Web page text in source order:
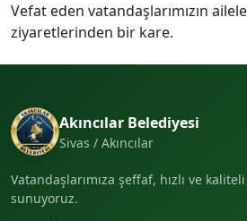
Vefat eden vatandaşlarımızın
ziyaretlerinden bir kare.
Akıncılar Belediyesi
Sivas / Akıncılar
Vatandaşlarımıza şeffaf, hızlı ve
sunuyoruz.